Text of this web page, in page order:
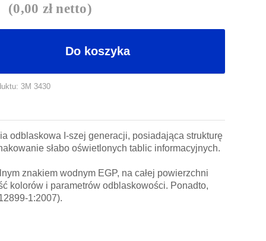
(0,00 zł netto)
Do koszyka
3M 3430
odblaskowa I-szej generacji, posiadająca strukturę
słabo oświetlonych tablic informacyjnych.
znakiem wodnym EGP, na całej powierzchni
kolorów i parametrów odblaskowości. Ponadto,
1:2007).